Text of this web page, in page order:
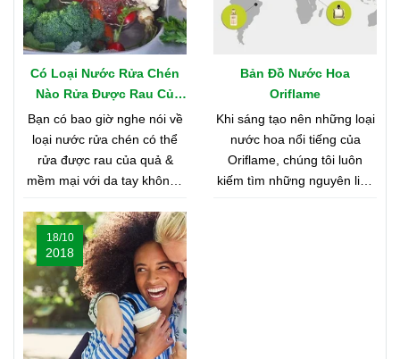
Có Loại Nước Rửa Chén
Nào Rửa Được Rau Củ
Quả & Mềm Mại Với Da
Tay?
Bạn có bao giờ nghe nói về
loại nước rửa chén có thể
rửa được rau của quả &
mềm mại với da tay không?
bạn hãy cùng shop tìm hiểu
nhé
Bản Đồ Nước Hoa
Oriflame
Khi sáng tạo nên những loại
nước hoa nổi tiếng của
Oriflame, chúng tôi luôn
kiếm tìm những nguyên liệu
18/10
2018